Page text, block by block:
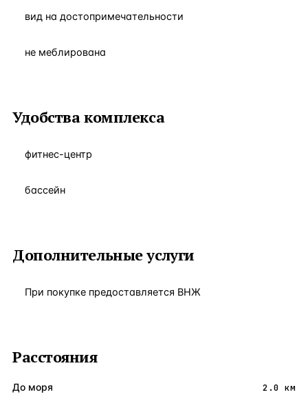
вид на достопримечательности
не меблирована
Удобства комплекса
фитнес-центр
бассейн
Дополнительные услуги
При покупке предоставляется ВНЖ
Расстояния
До моря 2.0 км